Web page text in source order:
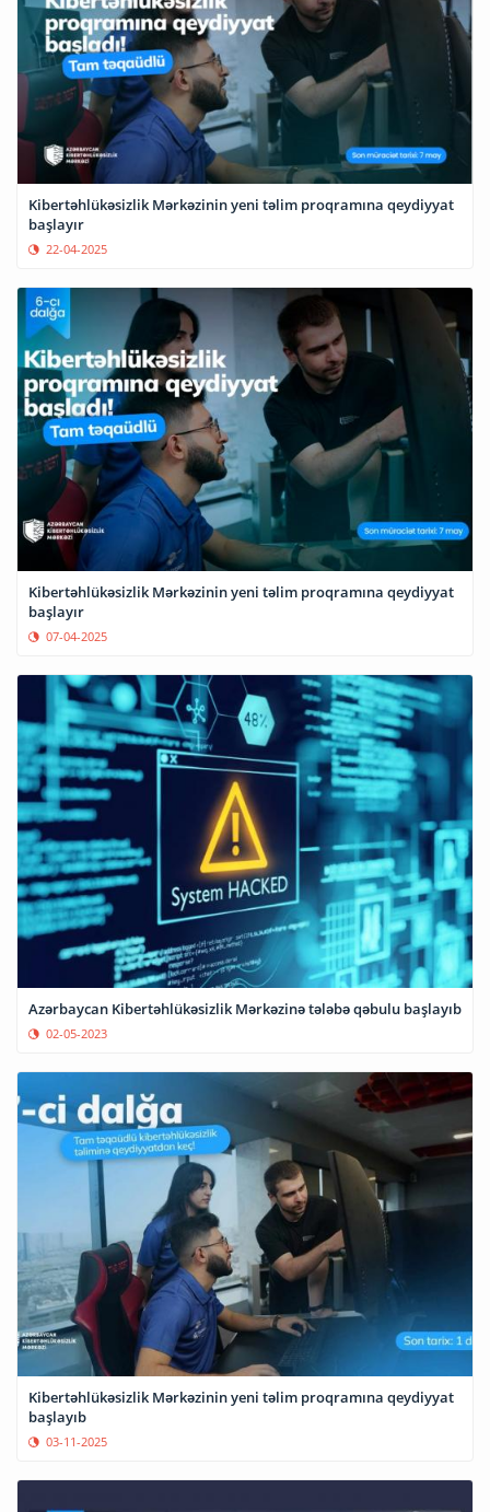
Kibertəhlükəsizlik Mərkəzinin yeni təlim proqramına qeydiyyat
başlayır
22-04-2025
Kibertəhlükəsizlik Mərkəzinin yeni təlim proqramına qeydiyyat
başlayır
07-04-2025
Azərbaycan Kibertəhlükəsizlik Mərkəzinə tələbə qəbulu başlayıb
02-05-2023
Kibertəhlükəsizlik Mərkəzinin yeni təlim proqramına qeydiyyat
başlayıb
03-11-2025